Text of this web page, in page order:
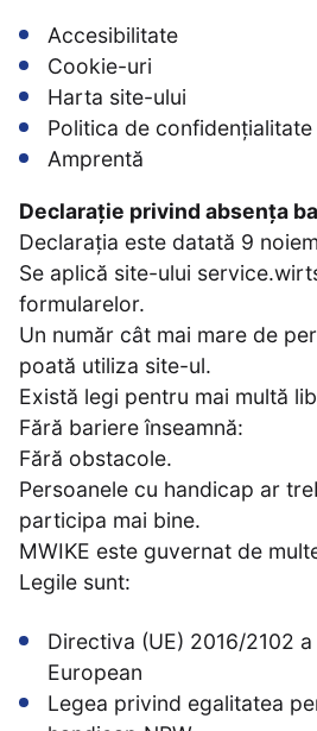
Accesibilitate
Cookie-uri
Harta site-ului
Politica de confidențialitate
Amprentă
Declarație privind absența
Declarația este datată 9
Se aplică site-ului
formularelor.
Un număr cât mai mare de
poată utiliza site-ul.
Există legi pentru mai multă
Fără bariere înseamnă:
Fără obstacole.
Persoanele cu handicap ar
participa mai bine.
MWIKE este guvernat de
Legile sunt:
Directiva (UE) 2016/2102
European
Legea privind egalitatea